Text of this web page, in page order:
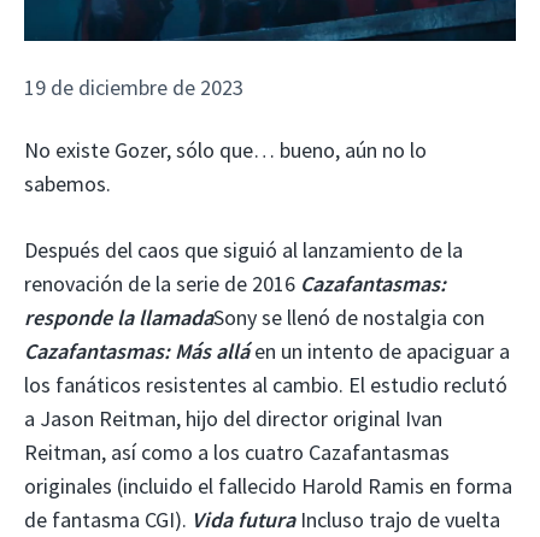
19 de diciembre de 2023
No existe Gozer, sólo que… bueno, aún no lo
sabemos.
Después del caos que siguió al lanzamiento de la
renovación de la serie de 2016 Cazafantasmas:
responde la llamadaSony se llenó de nostalgia con
Cazafantasmas: Más alláen un intento de apaciguar a
los fanáticos resistentes al cambio. El estudio reclutó
a Jason Reitman, hijo del director original Ivan
Reitman, así como a los cuatro Cazafantasmas
originales (incluido el fallecido Harold Ramis en forma
de fantasma CGI). Vida futuraIncluso trajo de vuelta